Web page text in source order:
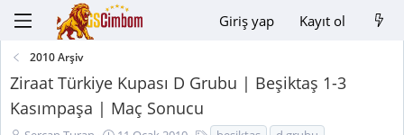
Giriş yap Kayıt ol
2010 Arşiv
Ziraat Türkiye Kupası D Grubu | Beşiktaş 1-3
Kasımpaşa | Maç Sonucu